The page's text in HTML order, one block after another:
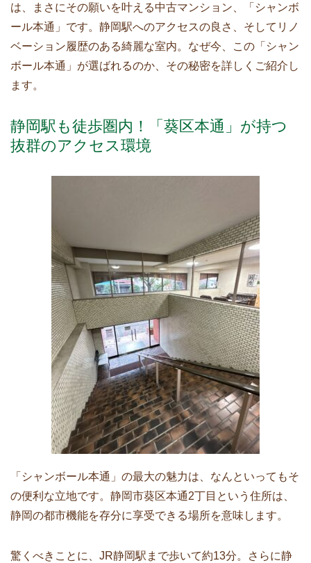
は、まさにその願いを叶える中古マンション、「シャンボ
ール本通」です。静岡駅へのアクセスの良さ、そしてリノ
ベーション履歴のある綺麗な室内。なぜ今、この「シャン
ボール本通」が選ばれるのか、その秘密を詳しくご紹介し
ます。
静岡駅も徒歩圏内！「葵区本通」が持つ
抜群のアクセス環境
「シャンボール本通」の最大の魅力は、なんといってもそ
の便利な立地です。静岡市葵区本通2丁目という住所は、
静岡の都市機能を存分に享受できる場所を意味します。
驚くべきことに、JR静岡駅まで歩いて約13分。さらに静